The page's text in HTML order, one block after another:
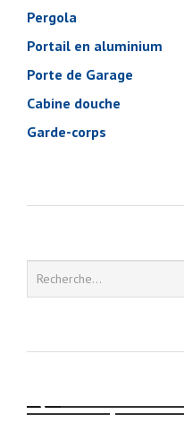
Pergola
Portail en aluminium
Porte de Garage
Cabine douche
Garde-corps